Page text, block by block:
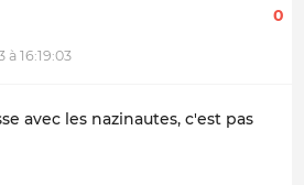
à 16:19:03
0
avec les nazinautes, c'est pas